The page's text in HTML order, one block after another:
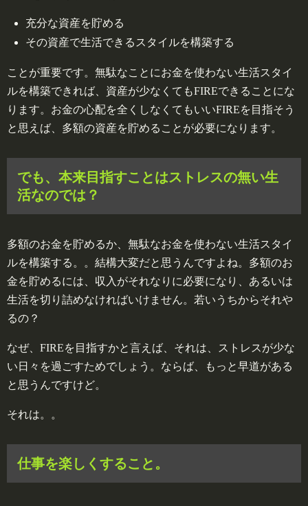
充分な資産を貯める
その資産で生活できるスタイルを構築する
ことが重要です。無駄なことにお金を使わない生活スタイ
ルを構築できれば、資産が少なくてもFIREできることにな
ります。お金の心配を全くしなくてもいいFIREを目指そう
と思えば、多額の資産を貯めることが必要になります。
でも、本来目指すことはストレスの無い生
活なのでは？
多額のお金を貯めるか、無駄なお金を使わない生活スタイ
ルを構築する。。結構大変だと思うんですよね。多額のお
金を貯めるには、収入がそれなりに必要になり、あるいは
生活を切り詰めなければいけません。若いうちからそれや
るの？
なぜ、FIREを目指すかと言えば、それは、ストレスが少な
い日々を過ごすためでしょう。ならば、もっと早道がある
と思うんですけど。
それは。。
仕事を楽しくすること。